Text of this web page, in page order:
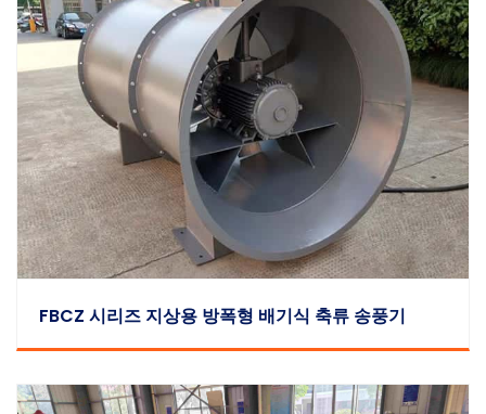
FBCZ 시리즈 지상용 방폭형 배기식 축류 송풍기